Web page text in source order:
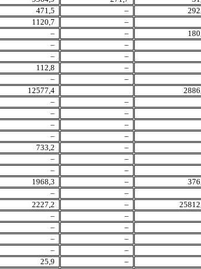
471,5 –
1120,7 –
– –
– –
– –
112,8 –
– –
12577,4
– –
– –
– –
– –
733,2 –
– –
– –
1968,3 –
– –
2227,2 –
– –
– –
– –
– –
25,9 –